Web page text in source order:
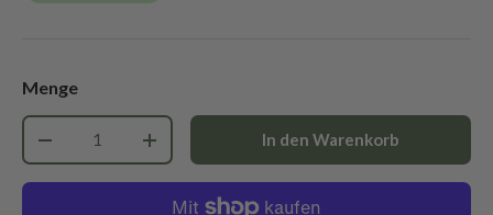
Menge
Anzahl
-
+ In den Warenkorb